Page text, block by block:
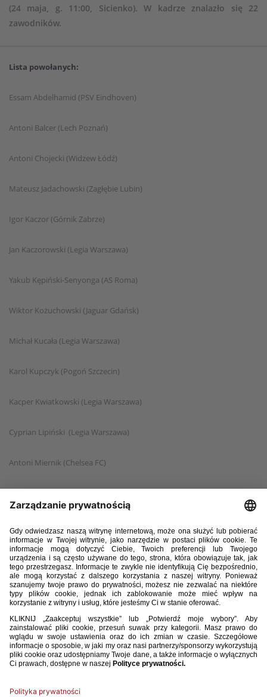
(24 maja, g. 11:00, Sicienko). W kadrze znalazło się 22
zawodników.
Lista powołanych:
Essam Abdelhamid (PSV Eindhoven)
Antoni Balcer (Lech Poznań)
Antoni Chojecki (Widzew Łódź)
Mateusz Jadachowski (Zagłębie Lubin)
Igor Kaczor (Górnik Zabrze)
Jan Kaczorowski (Legia Warszawa)
Yakub Kępiński-Senyonga (AS Roma)
Wiktor Kożuchowski (Jaguar Gdańsk)
Michał Kucała (Legia Warszawa)
Karol Kupczyk (Pogoń Szczecin)
Kacper Kwiatkowski (Legia Warszawa)
Cyprian Lipiński (Legia Warszawa)
Antoni Miernik (Chelsea FC)
Ksawery Słota (Piast Gliwice)
David Sulewski (Bayern Monachium)
Martin Szczerbiński (Lechia Gdańsk)
Aleks Szybalski (Legia Warszawa)